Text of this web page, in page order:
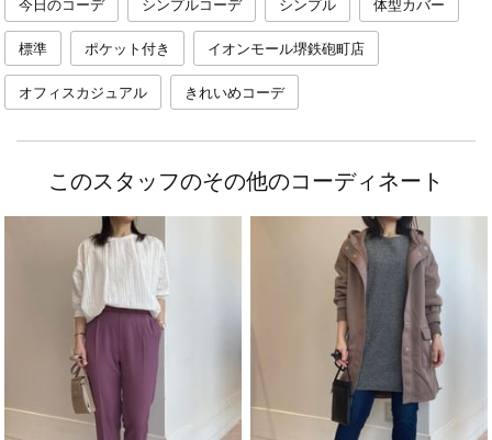
今日のコーデ シンプルコーデ シンプル 体型カバー
標準 ポケット付き イオンモール堺鉄砲町店
オフィスカジュアル きれいめコーデ
このスタッフのその他のコーディネート